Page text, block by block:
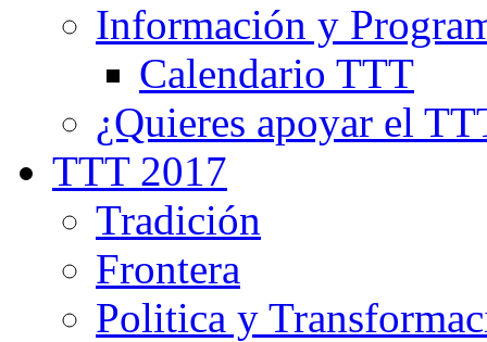
Información y
Calendario TTT
¿Quieres apoyar el
TTT 2017
Tradición
Frontera
Politica y